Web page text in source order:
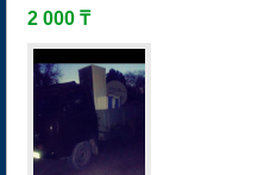
2 000 ₸